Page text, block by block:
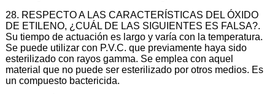
28. RESPECTO A LAS CARACTERÍSTICAS DEL ÓXIDO
DE ETILENO, ¿CUÁL DE LAS SIGUIENTES ES FALSA?.
Su tiempo de actuación es largo y varía con la temperatura.
Se puede utilizar con P.V.C. que previamente haya sido
esterilizado con rayos gamma. Se emplea con aquel
material que no puede ser esterilizado por otros medios. Es
un compuesto bactericida.